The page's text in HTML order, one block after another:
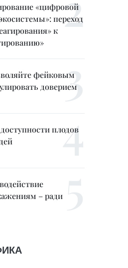
«цифровой
переход
к
фейковым
доверием
плодов
– ради